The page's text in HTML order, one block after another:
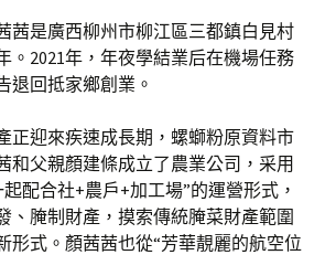
茜是廣西柳州市柳江區三都鎮白見村
。2021年，年夜學結業后在機場任務
退回抵家鄉創業。
正迎來疾速成長期，螺螄粉原資料市
和父親顏建條成立了農業公司，采用
配合社+農戶+加工場”的運營形式，
、腌制財產，摸索傳統腌菜財產範圍
形式。顏茜茜也從“芳華靚麗的航空位